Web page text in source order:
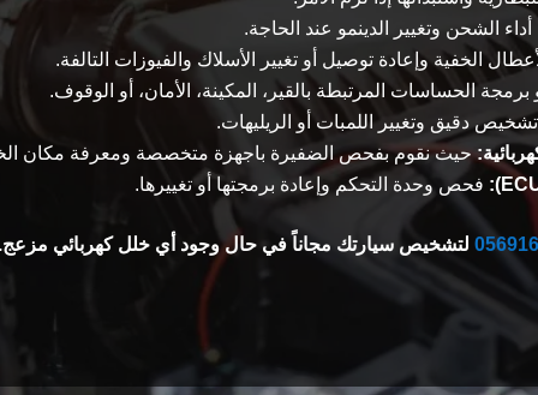
الشحن وتغيير الدينمو عند الحاجة.
الخفية وإعادة توصيل أو تغيير الأسلاك والفيوزات التالفة.
الحساسات المرتبطة بالقير، المكينة، الأمان، أو الوقوف.
دقيق وتغيير اللمبات أو الريليهات.
حيث نقوم بفحص الضفيرة باجهزة متخصصة ومعرفة مكان
فحص وحدة التحكم وإعادة برمجتها أو تغييرها.
لتشخيص سيارتك مجاناً في حال وجود أي خلل كهربائي